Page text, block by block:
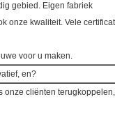
gebied. Eigen fabriek
onze kwaliteit. Vele
voor u maken.
en?
cliënten